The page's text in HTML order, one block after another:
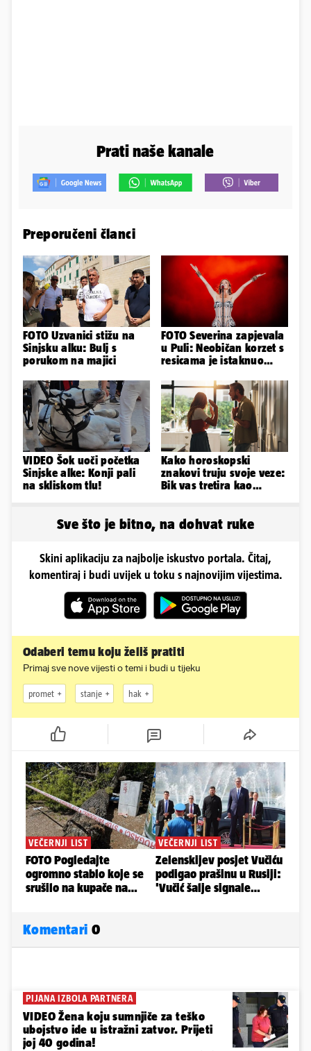
Prati naše kanale
Preporučeni članci
FOTO Uzvanici stižu na
Sinjsku alku: Bulj s
porukom na majici
FOTO Severina zapjevala
u Puli: Neobičan korzet s
resicama je istaknuo
VIDEO Šok uoči početka
Sinjske alke: Konji pali
na skliskom tlu!
Kako horoskopski
znakovi truju svoje veze:
Bik vas tretira kao
Sve što je bitno, na dohvat ruke
Skini aplikaciju za najbolje iskustvo portala. Čitaj,
komentiraj i budi uvijek u toku s najnovijim vijestima.
Odaberi temu koju želiš pratiti
Primaj sve nove vijesti o temi i budi u tijeku
promet stanje hak
Komentari 0
PIJANA IZBOLA PARTNERA
VIDEO Žena koju sumnjiče za teško
ubojstvo ide u istražni zatvor. Prijeti
joj 40 godina!